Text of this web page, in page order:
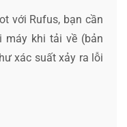
với Rufus, bạn cần
máy khi tải về (bản
xác suất xảy ra lỗi